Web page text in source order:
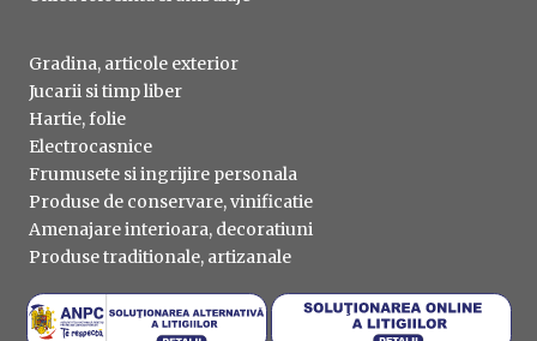
Gradina, articole exterior
Jucarii si timp liber
Hartie, folie
Electrocasnice
Frumusete si ingrijire personala
Produse de conservare, vinificatie
Amenajare interioara, decoratiuni
Produse traditionale, artizanale